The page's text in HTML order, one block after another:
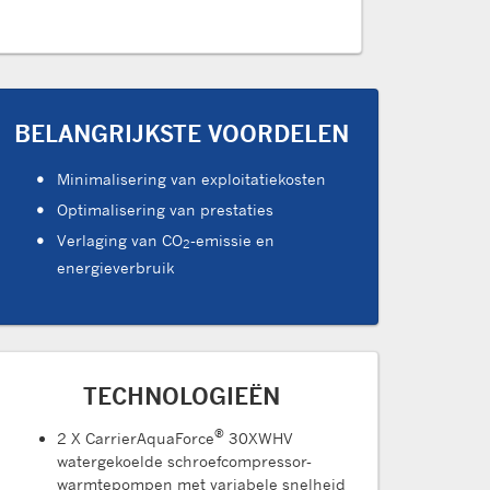
BELANGRIJKSTE VOORDELEN
Minimalisering van exploitatiekosten
Optimalisering van prestaties
Verlaging van CO2-emissie en
energieverbruik
TECHNOLOGIEËN
2 X CarrierAquaForce®30XWHV
watergekoelde schroefcompressor-
warmtepompen met variabele snelheid